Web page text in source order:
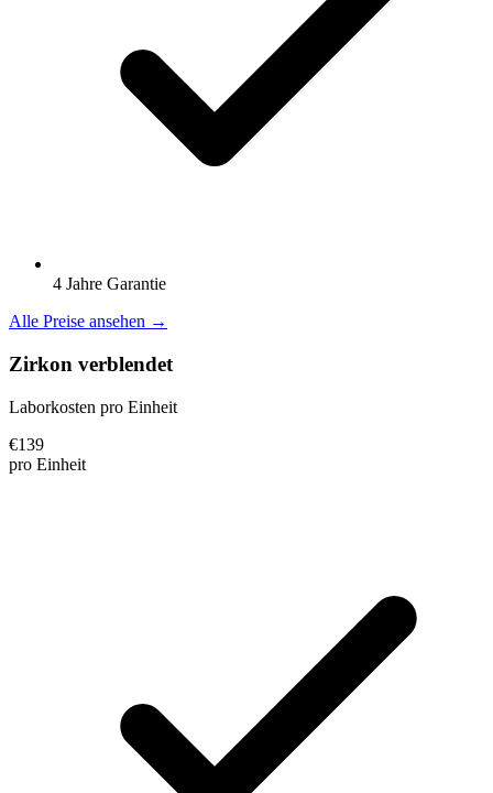
4 Jahre Garantie
Alle Preise ansehen →
Zirkon verblendet
Laborkosten pro Einheit
€139
pro Einheit